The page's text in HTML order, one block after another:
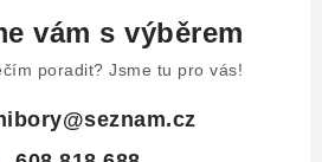
vám s výběrem
poradit? Jsme tu pro vás!
@seznam.cz